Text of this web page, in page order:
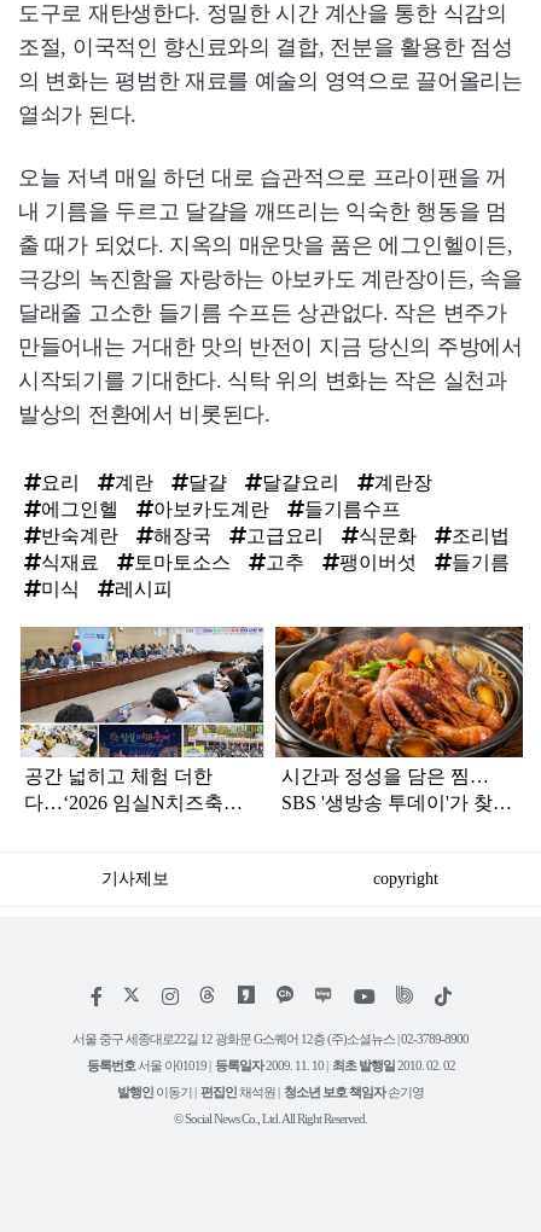
도구로 재탄생한다. 정밀한 시간 계산을 통한 식감의
조절, 이국적인 향신료와의 결합, 전분을 활용한 점성
의 변화는 평범한 재료를 예술의 영역으로 끌어올리는
열쇠가 된다.
오늘 저녁 매일 하던 대로 습관적으로 프라이팬을 꺼
내 기름을 두르고 달걀을 깨뜨리는 익숙한 행동을 멈
출 때가 되었다. 지옥의 매운맛을 품은 에그인헬이든,
극강의 녹진함을 자랑하는 아보카도 계란장이든, 속을
달래줄 고소한 들기름 수프든 상관없다. 작은 변주가
만들어내는 거대한 맛의 반전이 지금 당신의 주방에서
시작되기를 기대한다. 식탁 위의 변화는 작은 실천과
발상의 전환에서 비롯된다.
요리 계란 달걀 달걀요리
계란장
에그인헬
아보카도계란
들기름수프
반숙계란
해장국 고급요리 식문화
조리법
식재료
토마토소스 고추 팽이버섯
들기름
미식
레시피
라
인
공간 넓히고 체험 더한
다…‘2026 임실N치즈축제
시간과 정성을 담은 찜…
SBS '생방송 투데이'가 찾아
기사제보 copyright
페
스
인
타
램
위
트
유
튜
틱
서울 중구 세종대로22길 12 광화문 G스퀘어 12층 (주)소셜뉴스 | 02-3789-8900
등록번호 서울 아01019 | 등록일자2009. 11. 10 | 최초 발행일 2010. 02. 02
발행인 이동기 | 편집인 채석원 | 청소년 보호 책임자손기영
© Social News Co., Ltd. All Right Reserved.